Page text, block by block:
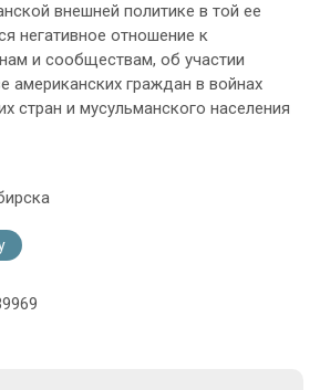
внешней политике в той ее
негативное отношение к
и сообществам, об участии
американских граждан в войнах
стран и мусульманского населения